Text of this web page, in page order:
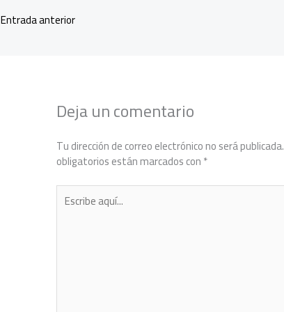
Entrada anterior
Deja un comentario
Tu dirección de correo electrónico no será publicada.
obligatorios están marcados con*
Escribe
aquí...